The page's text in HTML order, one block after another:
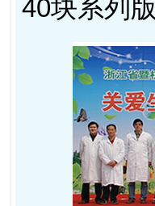
40块系列